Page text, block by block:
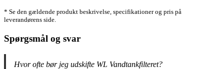
* Se den gældende produkt beskrivelse, specifikationer og pris på
leverandørens side.
Spørgsmål og svar
Hvor ofte bør jeg udskifte WL Vandtankfilteret?